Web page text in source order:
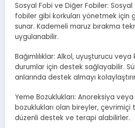
Sosyal Fobi ve Diğer Fobiler:
fobiler gibi korkuları yönetmek için
sunar. Kademeli maruz bırakma
uygulanabilir.
Bağımlılıklar: Alkol, uyuşturucu veya
durumlar için destek sağlayabilir.
anlarında destek almayı
Yeme Bozuklukları: Anoreksiya
bozuklukları olan bireyler, çevrimiçi
düzenli destek ve terapi alabilirler.